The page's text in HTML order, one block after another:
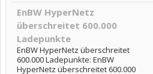
EnBW HyperNetz
überschreitet 600.000
Ladepunkte
EnBW HyperNetz überschreitet
600.000 Ladepunkte: EnBW
HyperNetz überschreitet 600.000